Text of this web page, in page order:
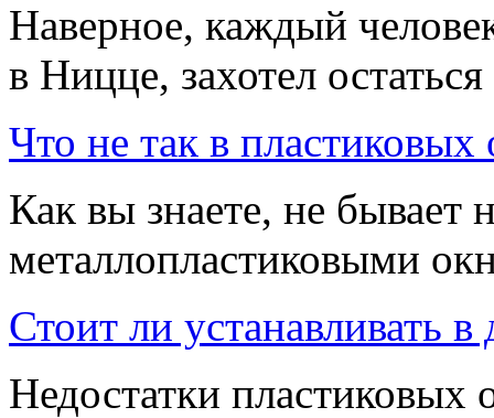
Наверное, каждый
в Ницце, захотел остаться
Что не так в пластиковых
Как вы знаете, не бывает
металлопластиковыми
Стоит ли устанавливать
Недостатки